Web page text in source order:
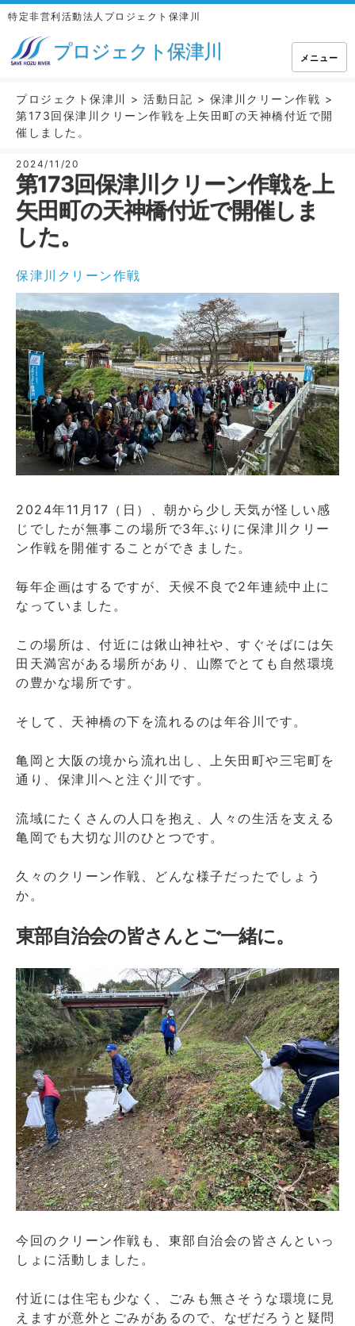
特定非営利活動法人プロジェクト保津川
プロジェクト保津川 メニュー
プロジェクト保津川 > 活動日記 > 保津川クリーン作戦 >
第173回保津川クリーン作戦を上矢田町の天神橋付近で開
催しました。
2024/11/20
第173回保津川クリーン作戦を上
矢田町の天神橋付近で開催しま
した。
保津川クリーン作戦
2024年11月17（日）、朝から少し天気が怪しい感
じでしたが無事この場所で3年ぶりに保津川クリー
ン作戦を開催することができました。
毎年企画はするですが、天候不良で2年連続中止に
なっていました。
この場所は、付近には鍬山神社や、すぐそばには矢
田天満宮がある場所があり、山際でとても自然環境
の豊かな場所です。
そして、天神橋の下を流れるのは年谷川です。
亀岡と大阪の境から流れ出し、上矢田町や三宅町を
通り、保津川へと注ぐ川です。
流域にたくさんの人口を抱え、人々の生活を支える
亀岡でも大切な川のひとつです。
久々のクリーン作戦、どんな様子だったでしょう
か。
東部自治会の皆さんとご一緒に。
今回のクリーン作戦も、東部自治会の皆さんといっ
しょに活動しました。
付近には住宅も少なく、ごみも無さそうな環境に見
えますが意外とごみがあるので、なぜだろうと疑問